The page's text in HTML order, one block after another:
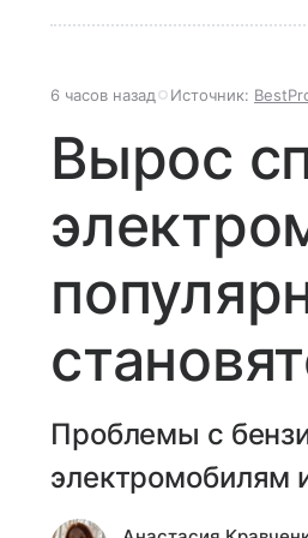
6 часов назад Источник:
Вырос
Проблемы с
электромобилям